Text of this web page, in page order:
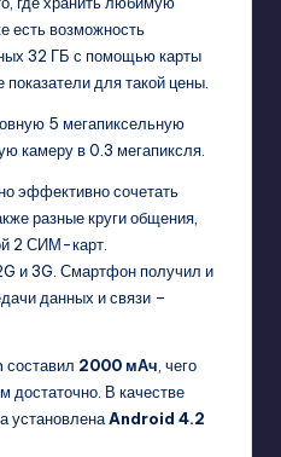
есть возможность
32 ГБ с помощью карты
для такой цены.
5 мегапиксельную
камеру в 0.3 мегапиксля.
эффективно сочетать
разные круги общения,
2 СИМ-карт.
и 3G. Смартфон получил и
данных и связи –
2000 мАч , чего
достаточно. В качестве
установленаAndroid 4.2